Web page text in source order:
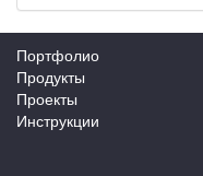
Портфолио
Продукты
Проекты
Инструкции